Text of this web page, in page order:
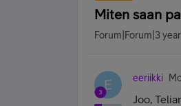
Miten saan
Forum|Forum|3
E eeriikki
Joo,